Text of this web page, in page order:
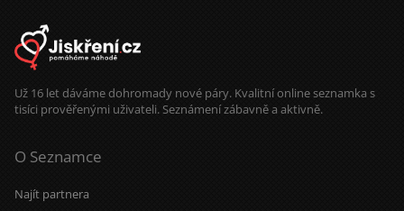
Už 16 let dáváme dohromady nové páry. Kvalitní online seznamka s
tisíci prověřenými uživateli. Seznámení zábavně a aktivně.
O Seznamce
Najít partnera